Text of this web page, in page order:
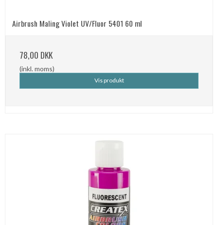
Airbrush Maling Violet UV/Fluor 5401 60 ml
78,00 DKK
(inkl. moms)
Vis produkt